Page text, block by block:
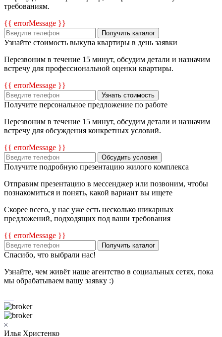
требованиям.
{{ errorMessage }}
Получить каталог
Узнайте стоимость выкупа квартиры в день заявки
Перезвоним в течение 15 минут, обсудим детали и назначим
встречу для профессиональной оценки квартиры.
{{ errorMessage }}
Узнать стоимость
Получите персональное предложение по работе
Перезвоним в течение 15 минут, обсудим детали и назначим
встречу для обсуждения конкретных условий.
{{ errorMessage }}
Обсудить условия
Получите подробную презентацию жилого комплекса
Отправим презентацию в мессенджер или позвоним, чтобы
познакомиться и понять, какой вариант вы ищете
Скорее всего, у нас уже есть несколько шикарных
предложений, подходящих под ваши требования
{{ errorMessage }}
Получить каталог
Спасибо, что выбрали нас!
Узнайте, чем живёт наше агентство в социальных сетях, пока
мы обрабатываем вашу заявку :)
Илья Христенко